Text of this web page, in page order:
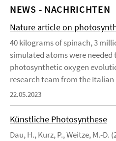
NEWS - NACHRICHTEN
Nature article on
40 kilograms of spinach, 3
simulated atoms were
photosynthetic oxygen
research team from the Italian
22.05.2023
Künstliche Photosynthese
Dau, H., Kurz, P., Weitze, M.-D.